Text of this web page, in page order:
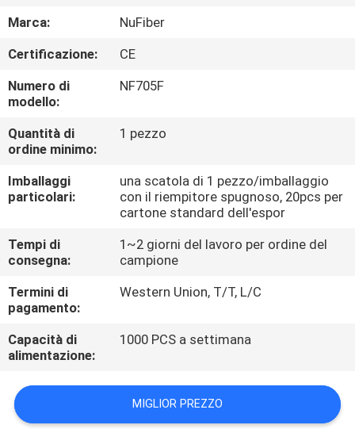
GIRO
DELLA
FABBRICA
CONTROLLO
DI
QUALITÀ
CONTATTICI
NOTIZIE
RICHIEDA
UNA
CITAZIONE
Marca:
NuFiber
Certificazione:
CE
Numero di
modello:
NF705F
Quantità di
ordine minimo:
1 pezzo
Imballaggi
particolari:
una scatola di 1 pezzo/imballaggio
con il riempitore spugnoso, 20pcs per
cartone standard dell'espor
Tempi di
consegna:
1~2 giorni del lavoro per ordine del
campione
Termini di
pagamento:
Western Union, T/T, L/C
Capacità di
alimentazione:
1000 PCS a settimana
MIGLIOR PREZZO